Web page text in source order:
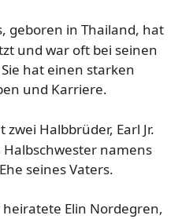
geboren in Thailand, hat
und war oft bei seinen
hat einen starken
und Karriere.
zwei Halbbrüder, Earl Jr.
namens
seines Vaters.
heiratete Elin Nordegren,